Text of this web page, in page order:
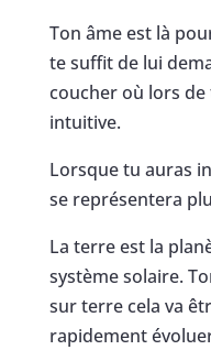
Ton âme est là
te suffit de lui
coucher où lors de
intuitive.
Lorsque tu auras
se représentera
La terre est la
système solaire.
sur terre cela va
rapidement